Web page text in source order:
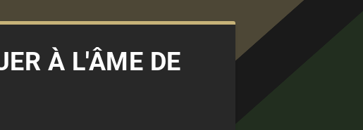
À L'ÂME DE